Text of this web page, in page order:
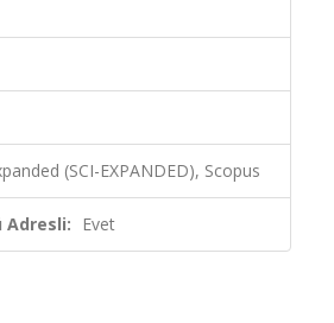
(SCI-EXPANDED), Scopus
Adresli: Evet